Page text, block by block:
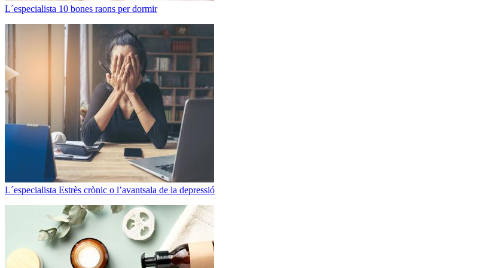
L´especialista 10 bones raons per dormir
L´especialista Estrès crònic o l’avantsala de la depressió